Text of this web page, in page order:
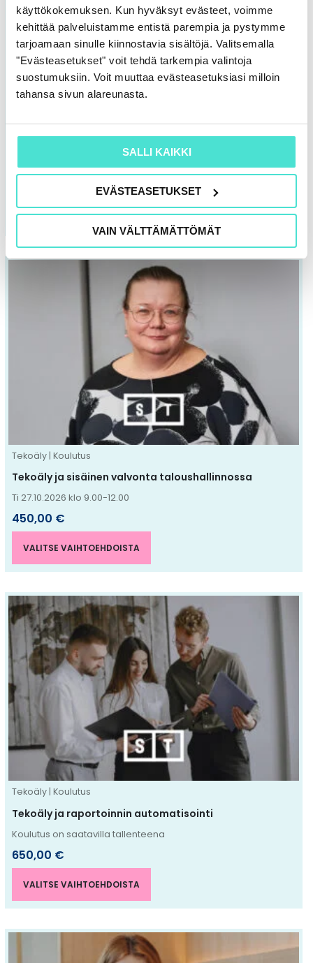
käyttökokemuksen. Kun hyväksyt evästeet, voimme
kehittää palveluistamme entistä parempia ja pystymme
tarjoamaan sinulle kiinnostavia sisältöjä. Valitsemalla
"Evästeasetukset" voit tehdä tarkempia valintoja
suostumuksiin. Voit muuttaa evästeasetuksiasi milloin
tahansa sivun alareunasta.
SALLI KAIKKI
EVÄSTEASETUKSET
VAIN VÄLTTÄMÄTTÖMÄT
Kestävyystietojen raportointi pk-yrityksessä​
VALITSE VAIHTOEHDOISTA
muunnelma.
Voit
tehdä
valinnat
Tekoäly | Koulutus
Tekoäly ja sisäinen valvonta taloushallinnossa
Ti 27.10.2026 klo 9.00-12.00
450,00 €
VALITSE VAIHTOEHDOISTA
Tällä
tuotteella
on
useampi
muunnelma.
Voit
tehdä
valinnat
tuotteen
sivulla.
Tekoäly | Koulutus
Tekoäly ja raportoinnin automatisointi
Koulutus on saatavilla tallenteena
650,00 €
VALITSE VAIHTOEHDOISTA
Tällä
tuotteella
on
useampi
muunnelma.
Voit
tehdä
valinnat
tuotteen
sivulla.
Tällä
tuotteella